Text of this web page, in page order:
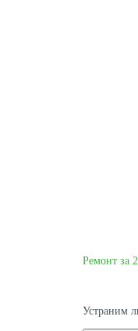
Ремонт за
Устраним